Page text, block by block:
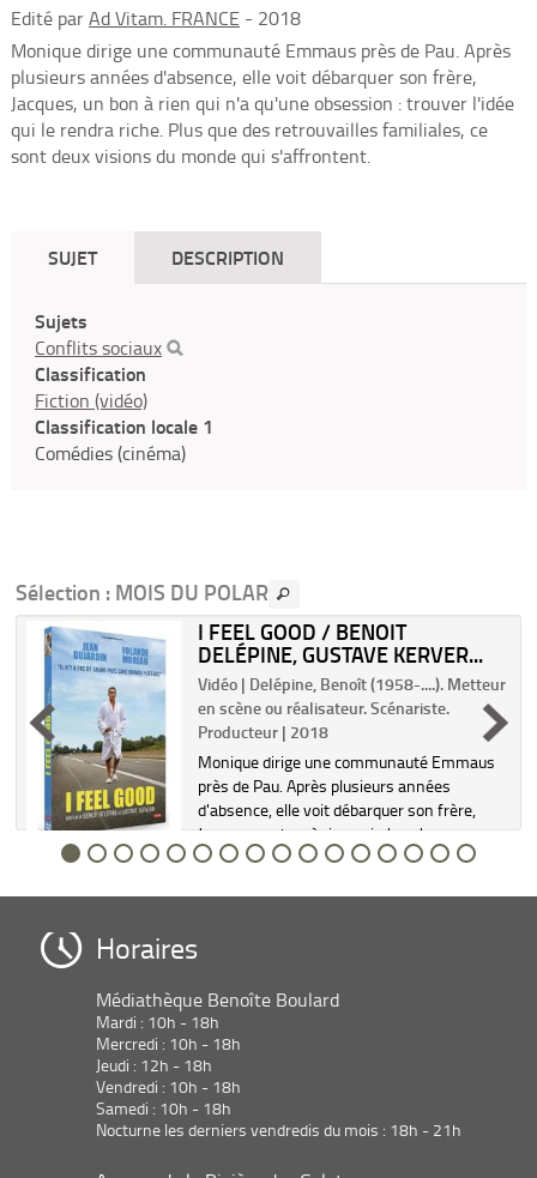
Edité parAd Vitam. FRANCE - 2018
Monique dirige une communauté Emmaus près de Pau. Après
plusieurs années d'absence, elle voit débarquer son frère,
Jacques, un bon à rien qui n'a qu'une obsession : trouver l'idée
qui le rendra riche. Plus que des retrouvailles familiales, ce
sont deux visions du monde qui s'affrontent.
SUJET DESCRIPTION
Sujets
Conflits sociaux
Classification
Fiction (vidéo)
Classification locale 1
Comédies (cinéma)
Sélection : MOIS DU POLAR
I FEEL GOOD / BENOIT
DELÉPINE, GUSTAVE KERVER...
Vidéo | Delépine, Benoît (1958-....). Metteur
en scène ou réalisateur. Scénariste.
Producteur | 2018
Monique dirige une communauté Emmaus
près de Pau. Après plusieurs années
d'absence, elle voit débarquer son frère,
Jacques, un bon à rien qui n'a qu'une
obsession : trouver l'idée qui le rendra riche.
Horaires
Médiathèque Benoîte Boulard
Mardi : 10h - 18h
Mercredi : 10h - 18h
Jeudi : 12h - 18h
Vendredi : 10h - 18h
Samedi : 10h - 18h
Nocturne les derniers vendredis du mois : 18h - 21h